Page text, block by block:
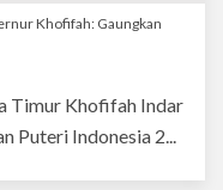
Khofifah: Gaungkan
Timur Khofifah Indar
Puteri Indonesia 2...